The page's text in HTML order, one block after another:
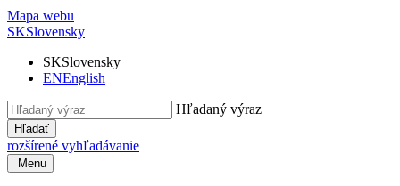
Mapa webu
SKSlovensky
SKSlovensky
ENEnglish
Hľadaný výraz
Hľadať
rozšírené vyhľadávanie
Menu